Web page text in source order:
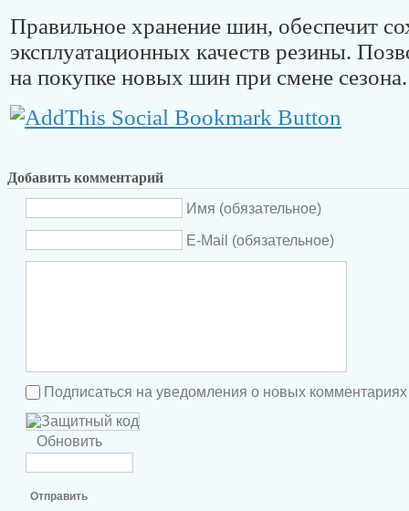
Правильное хранение шин, обеспечит
эксплуатационных качеств резины.
на покупке новых шин при смене сезона.
Добавить комментарий
Имя (обязательное)
E-Mail (обязательное)
Подписаться на уведомления о новых комментариях
Обновить
Отправить